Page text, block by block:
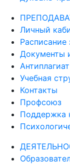
Личный
Расписание
Документы
Антиплагиат
Учебная
Контакты
Профсоюз
Поддержка
Научная